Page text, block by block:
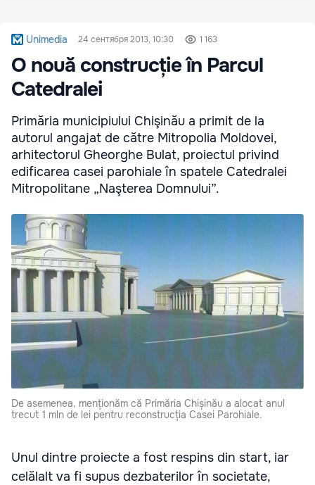
Unimedia 24 сентября 2013, 10:30 1 163
O nouă construcție în Parcul
Catedralei
Primăria municipiului Chişinău a primit de la
autorul angajat de către Mitropolia Moldovei,
arhitectorul Gheorghe Bulat, proiectul privind
edificarea casei parohiale în spatele Catedralei
Mitropolitane „Naşterea Domnului”.
De asemenea, menționăm că Primăria Chișinău a alocat anul
trecut 1 mln de lei pentru reconstrucția Casei Parohiale.
Unul dintre proiecte a fost respins din start, iar
celălalt va fi supus dezbaterilor în societate,